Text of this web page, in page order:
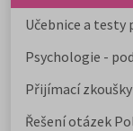
Učebnice a
Psychologie -
Přijímací
Řešení otázek